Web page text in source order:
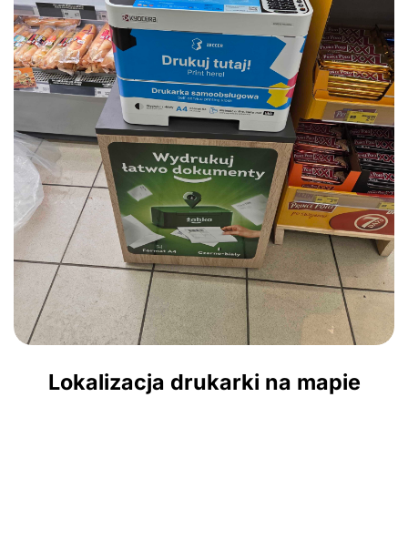
Lokalizacja drukarki na mapie